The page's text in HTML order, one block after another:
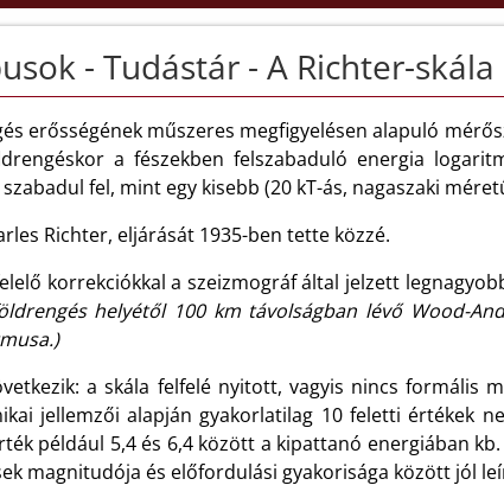
- Tudástár - A Richter-skála
erősségének műszeres megfigyelésen alapuló
a fészekben felszabaduló energia
fel, mint egy kisebb (20 kT-ás, nagaszaki
Richter, eljárását 1935-ben tette közzé.
korrekciókkal a szeizmográf által jelzett
helyétől 100 km távolságban lévő Wood-
a skála felfelé nyitott, vagyis nincs formális
jellemzői alapján gyakorlatilag 10 feletti értékek
például 5,4 és 6,4 között a kipattanó energiában
magnitudója és előfordulási gyakorisága között jól